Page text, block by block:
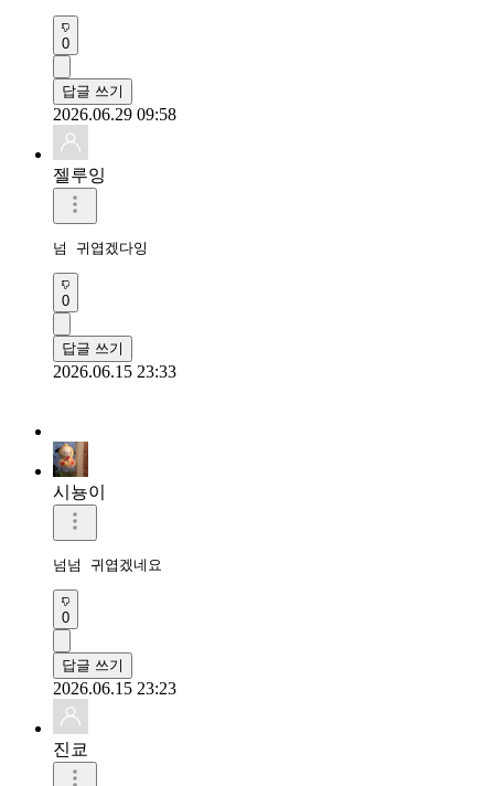
0
답글 쓰기
2026.06.29 09:58
젤루잉
넘 귀엽겠다잉
0
답글 쓰기
2026.06.15 23:33
시뇽이
넘넘 귀엽겠네요
0
답글 쓰기
2026.06.15 23:23
진쿄